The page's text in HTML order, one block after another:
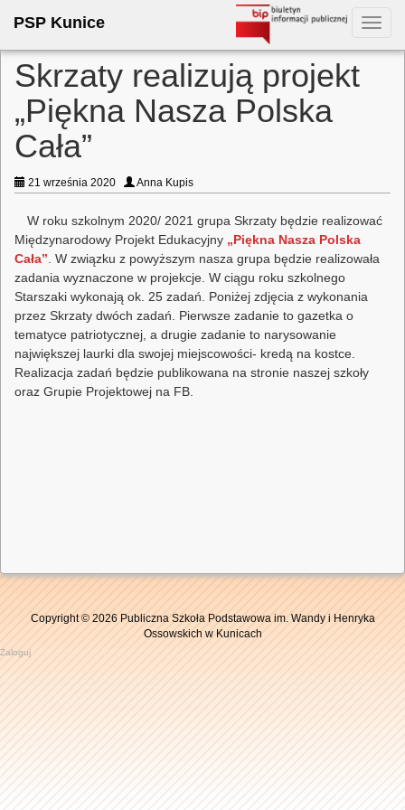
PSP Kunice
Skrzaty realizują projekt
„Piękna Nasza Polska
Cała”
21 września 2020 Anna Kupis
W roku szkolnym 2020/ 2021 grupa Skrzaty będzie realizować
Międzynarodowy Projekt Edukacyjny „Piękna Nasza Polska
Cała” . W związku z powyższym nasza grupa będzie realizowała
zadania wyznaczone w projekcje. W ciągu roku szkolnego
Starszaki wykonają ok. 25 zadań. Poniżej zdjęcia z wykonania
przez Skrzaty dwóch zadań. Pierwsze zadanie to gazetka o
tematyce patriotycznej, a drugie zadanie to narysowanie
największej laurki dla swojej miejscowości- kredą na kostce.
Realizacja zadań będzie publikowana na stronie naszej szkoły
oraz Grupie Projektowej na FB.
Copyright © 2026 Publiczna Szkoła Podstawowa im. Wandy i Henryka
Ossowskich w Kunicach
Zaloguj